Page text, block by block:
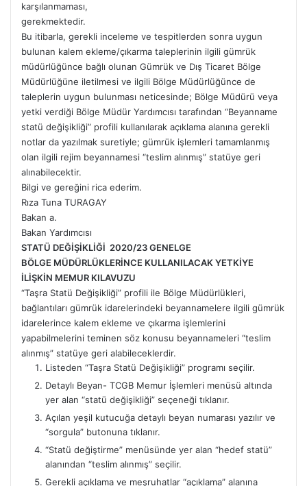
karşılanmaması,
gerekmektedir.
Bu itibarla, gerekli inceleme ve tespitlerden sonra uygun
bulunan kalem ekleme/çıkarma taleplerinin ilgili gümrük
müdürlüğünce bağlı olunan Gümrük ve Dış Ticaret Bölge
Müdürlüğüne iletilmesi ve ilgili Bölge Müdürlüğünce de
taleplerin uygun bulunması neticesinde; Bölge Müdürü veya
yetki verdiği Bölge Müdür Yardımcısı tarafından “Beyanname
statü değişikliği” profili kullanılarak açıklama alanına gerekli
notlar da yazılmak suretiyle; gümrük işlemleri tamamlanmış
olan ilgili rejim beyannamesi “teslim alınmış” statüye geri
alınabilecektir.
Bilgi ve gereğini rica ederim.
Rıza Tuna TURAGAY
Bakan a.
Bakan Yardımcısı
STATÜ DEĞİŞİKLİĞİ 2020/23 GENELGE
BÖLGE MÜDÜRLÜKLERİNCE KULLANILACAK YETKİYE
İLİŞKİN MEMUR KILAVUZU
“Taşra Statü Değişikliği” profili ile Bölge Müdürlükleri,
bağlantıları gümrük idarelerindeki beyannamelere ilgili gümrük
idarelerince kalem ekleme ve çıkarma işlemlerini
yapabilmelerini teminen söz konusu beyannameleri “teslim
alınmış” statüye geri alabileceklerdir.
Listeden “Taşra Statü Değişikliği” programı seçilir.
Detaylı Beyan- TCGB Memur İşlemleri menüsü altında
yer alan “statü değişikliği” seçeneği tıklanır.
Açılan yeşil kutucuğa detaylı beyan numarası yazılır ve
“sorgula” butonuna tıklanır.
“Statü değiştirme” menüsünde yer alan “hedef statü”
alanından “teslim alınmış” seçilir.
Gerekli açıklama ve meşruhatlar “açıklama” alanına